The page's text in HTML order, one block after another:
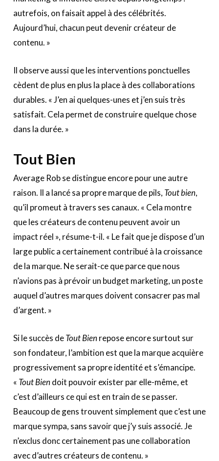
autrefois, on faisait appel à des célébrités.
Aujourd’hui, chacun peut devenir créateur de
contenu. »
Il observe aussi que les interventions ponctuelles
cèdent de plus en plus la place à des collaborations
durables. « J’en ai quelques-unes et j’en suis très
satisfait. Cela permet de construire quelque chose
dans la durée. »
Tout Bien
Average Rob se distingue encore pour une autre
raison. Il a lancé sa propre marque de pils, Tout bien,
qu’il promeut à travers ses canaux. « Cela montre
que les créateurs de contenu peuvent avoir un
impact réel », résume-t-il. « Le fait que je dispose d’un
large public a certainement contribué à la croissance
de la marque. Ne serait-ce que parce que nous
n’avions pas à prévoir un budget marketing, un poste
auquel d’autres marques doivent consacrer pas mal
d’argent. »
Si le succès deTout Bienrepose encore surtout sur
son fondateur, l’ambition est que la marque acquière
progressivement sa propre identité et s’émancipe.
« Tout Biendoit pouvoir exister par elle-même, et
c’est d’ailleurs ce qui est en train de se passer.
Beaucoup de gens trouvent simplement que c’est une
marque sympa, sans savoir que j’y suis associé. Je
n’exclus donc certainement pas une collaboration
avec d’autres créateurs de contenu. »